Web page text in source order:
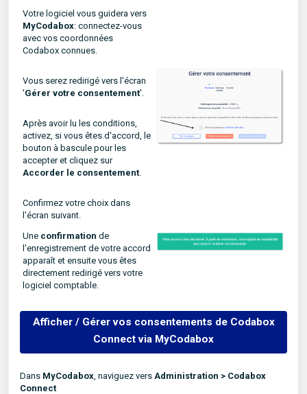
Votre logiciel vous guidera vers
MyCodabox: connectez-vous
avec vos coordonnées
Codabox connues.
Vous serez redirigé vers l'écran
'Gérer votre consentement'.
Après avoir lu les conditions,
activez, si vous êtes d'accord, le
bouton à bascule pour les
accepter et cliquez sur
Accorder le consentement.
Confirmez votre choix dans
l'écran suivant.
Une confirmation de
l'enregistrement de votre accord
apparaît et ensuite vous êtes
directement redirigé vers votre
logiciel comptable.
Afficher / Gérer vos consentements de Codabox
Connect via MyCodabox
Dans MyCodabox, naviguez vers Administration > Codabox
Connect